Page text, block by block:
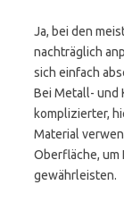
Ja, bei den
nachträglich
sich einfach
Bei Metall- und
komplizierter,
Material
Oberfläche, um
gewährleisten.